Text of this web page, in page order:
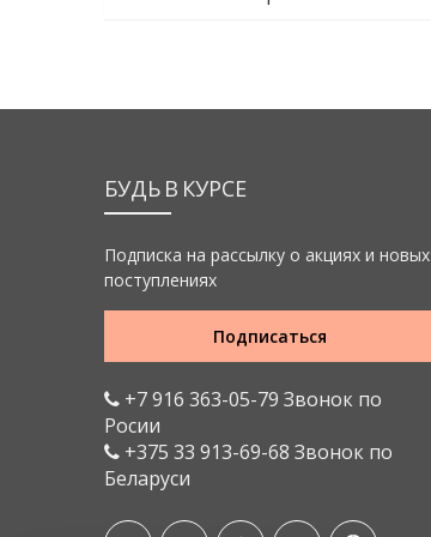
БУДЬ В КУРСЕ
Подписка на рассылку о акциях и новых
поступлениях
Подписаться
+7 916 363-05-79 Звонок по
Росии
+375 33 913-69-68 Звонок по
Беларуси